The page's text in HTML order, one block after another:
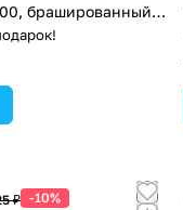
брашированный
прозрачное
₽ -10%